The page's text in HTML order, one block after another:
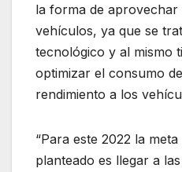
la forma de aprovechar
vehículos, ya que se
tecnológico y al mismo
optimizar el consumo
rendimiento a los
“Para este 2022 la
planteado es llegar a